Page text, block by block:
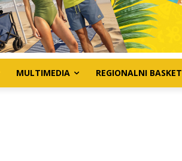
MULTIMEDIA REGIONALNI BASKET